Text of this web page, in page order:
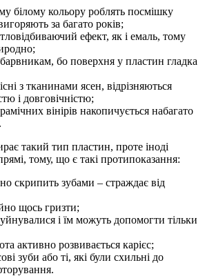
білому кольору роблять посмішку
за багато років;
ефект, як і емаль, тому
бо поверхня у пластин гладка
з тканинами ясен, відрізняються
і довговічністю;
вінірів накопичується набагато
такий тип пластин, проте іноді
тому, що є такі протипоказання:
скрипить зубами – страждає від
щось гризти;
і їм можуть допомогти тільки
активно розвивається карієс;
зуби або ті, які були схильні до